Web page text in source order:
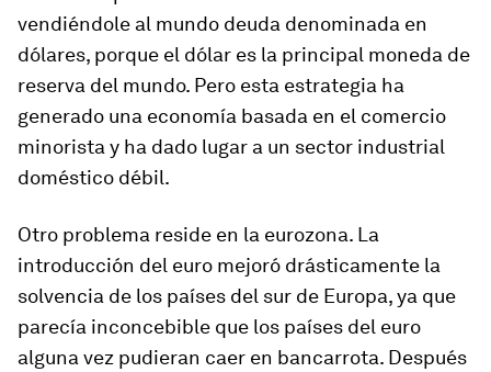
vendiéndole al mundo deuda denominada en
dólares, porque el dólar es la principal moneda de
reserva del mundo. Pero esta estrategia ha
generado una economía basada en el comercio
minorista y ha dado lugar a un sector industrial
doméstico débil.
Otro problema reside en la eurozona. La
introducción del euro mejoró drásticamente la
solvencia de los países del sur de Europa, ya que
parecía inconcebible que los países del euro
alguna vez pudieran caer en bancarrota. Después